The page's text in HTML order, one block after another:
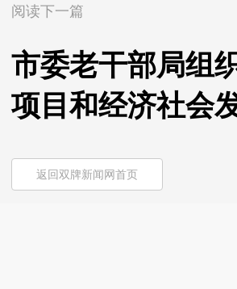
阅读下一篇
市委老干部局组
项目和经济社会
返回双牌新闻网首页